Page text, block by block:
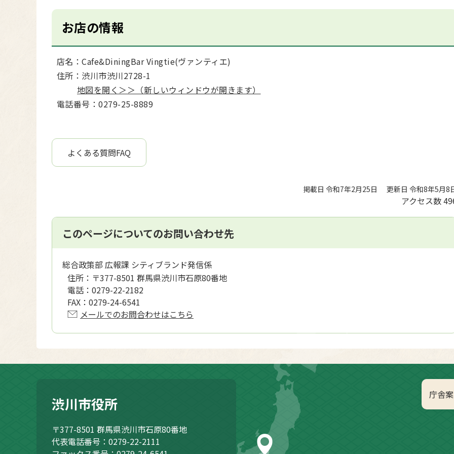
お店の情報
店名：Cafe&DiningBar Vingtie(ヴァンティエ)
住所：渋川市渋川2728-1
地図を開く＞＞（新しいウィンドウが開きます）
電話番号：0279-25-8889
よくある質問FAQ
掲載日 令和7年2月25日 更新日 令和8年5月8
アクセス数
このページについてのお問い合わせ先
総合政策部 広報課 シティブランド発信係
住所： 〒377-8501 群馬県渋川市石原80番地
電話： 0279-22-2182
FAX： 0279-24-6541
メールでのお問合わせはこちら
庁舎
渋川市役所
〒377-8501 群馬県渋川市石原80番地
代表電話番号：0279-22-2111